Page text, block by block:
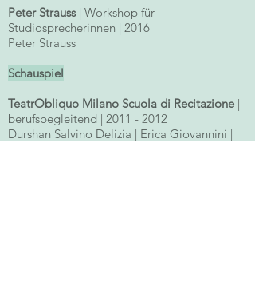
Peter Strauss | Workshop für
Studiosprecherinnen | 2016
Peter Strauss
Schauspiel
TeatrObliquo Milano Scuola di Recitazione |
berufsbegleitend | 2011 - 2012
Durshan Salvino Delizia | Erica Giovannini |